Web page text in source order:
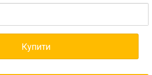
Купити